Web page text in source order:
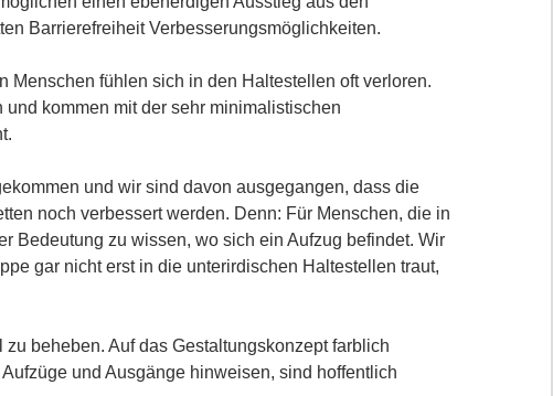
Barrierefreiheit Verbesserungsmöglichkeiten.
Menschen fühlen sich in den Haltestellen oft verloren.
kommen mit der sehr minimalistischen
und wir sind davon ausgegangen, dass die
noch verbessert werden. Denn: Für Menschen, die in
Bedeutung zu wissen, wo sich ein Aufzug befindet. Wir
gar nicht erst in die unterirdischen Haltestellen traut,
beheben. Auf das Gestaltungskonzept farblich
und Ausgänge hinweisen, sind hoffentlich